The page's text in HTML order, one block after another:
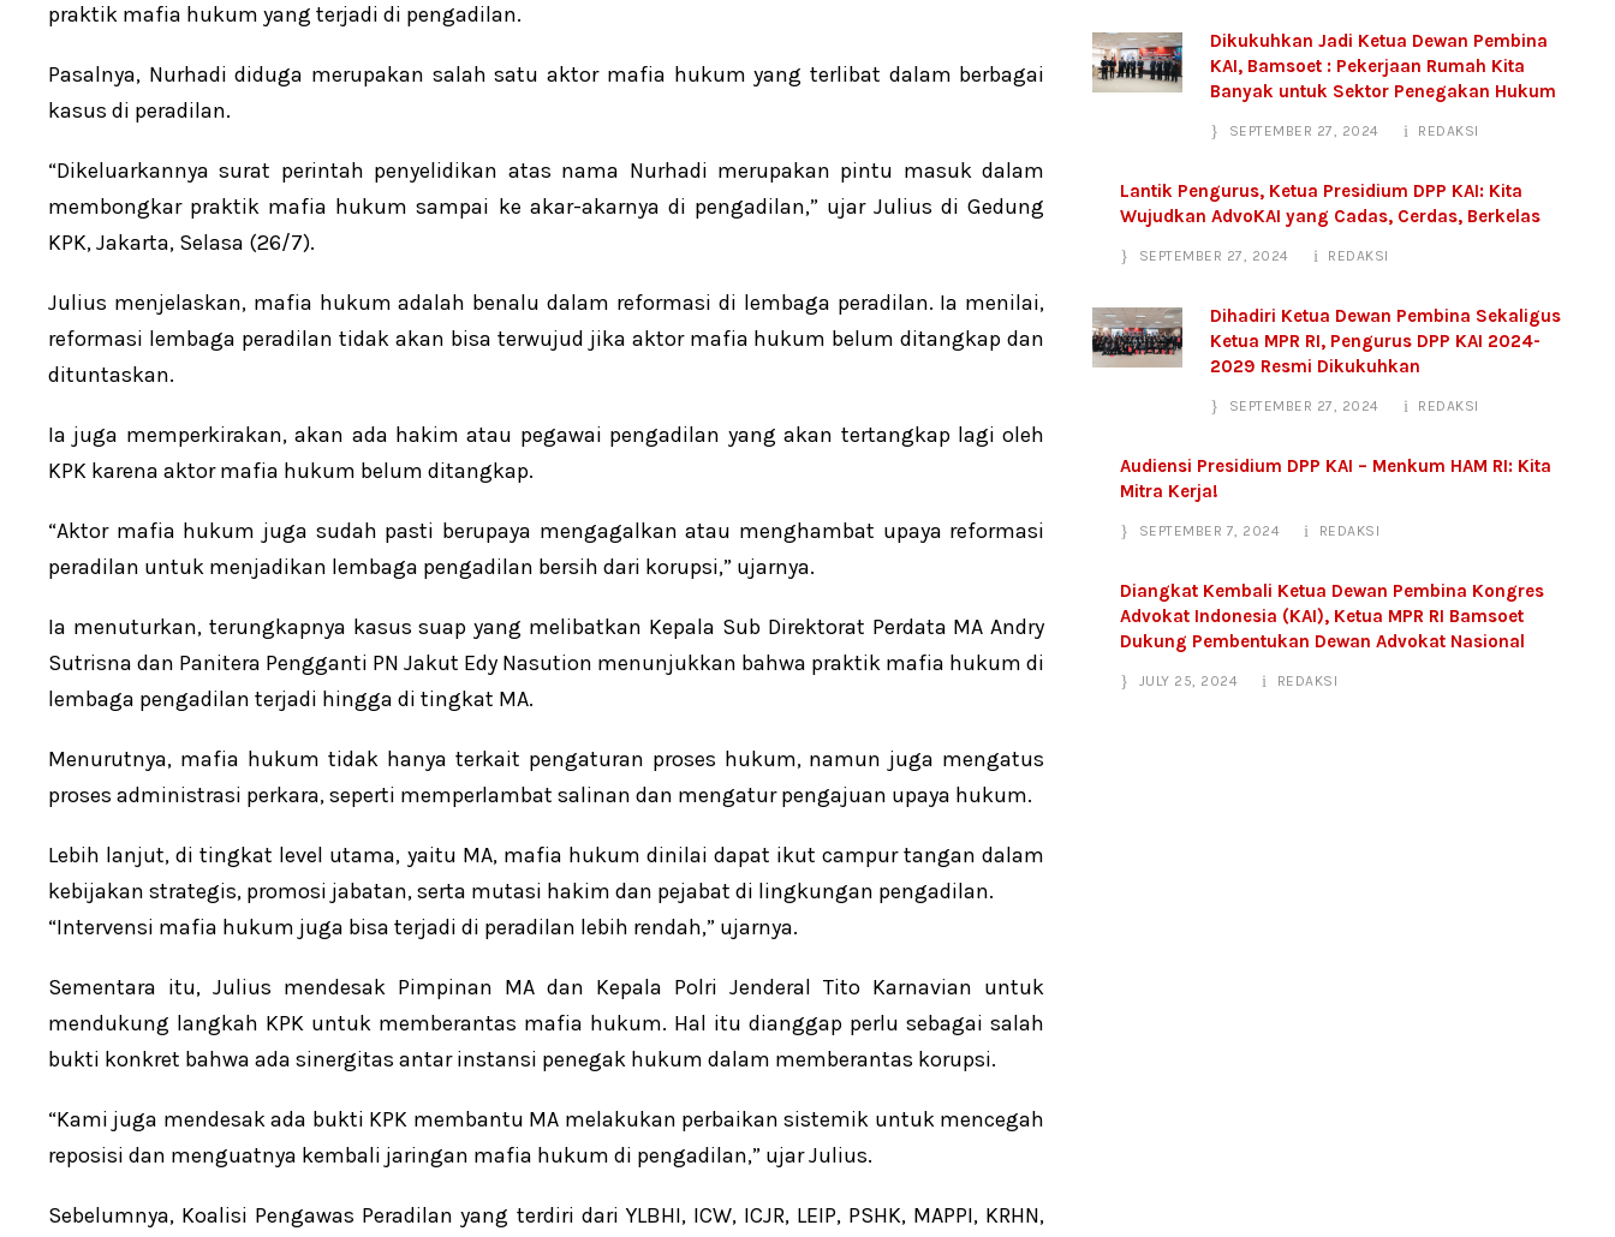
praktik mafia hukum yang terjadi di pengadilan.
Pasalnya, Nurhadi diduga merupakan salah satu aktor mafia hukum yang terlibat dalam berbagai
kasus di peradilan.
“Dikeluarkannya surat perintah penyelidikan atas nama Nurhadi merupakan pintu masuk dalam
membongkar praktik mafia hukum sampai ke akar-akarnya di pengadilan,” ujar Julius di Gedung
KPK, Jakarta, Selasa (26/7).
Julius menjelaskan, mafia hukum adalah benalu dalam reformasi di lembaga peradilan. Ia menilai,
reformasi lembaga peradilan tidak akan bisa terwujud jika aktor mafia hukum belum ditangkap dan
dituntaskan.
Ia juga memperkirakan, akan ada hakim atau pegawai pengadilan yang akan tertangkap lagi oleh
KPK karena aktor mafia hukum belum ditangkap.
“Aktor mafia hukum juga sudah pasti berupaya mengagalkan atau menghambat upaya reformasi
peradilan untuk menjadikan lembaga pengadilan bersih dari korupsi,” ujarnya.
Ia menuturkan, terungkapnya kasus suap yang melibatkan Kepala Sub Direktorat Perdata MA Andry
Sutrisna dan Panitera Pengganti PN Jakut Edy Nasution menunjukkan bahwa praktik mafia hukum di
lembaga pengadilan terjadi hingga di tingkat MA.
Menurutnya, mafia hukum tidak hanya terkait pengaturan proses hukum, namun juga mengatus
proses administrasi perkara, seperti memperlambat salinan dan mengatur pengajuan upaya hukum.
Lebih lanjut, di tingkat level utama, yaitu MA, mafia hukum dinilai dapat ikut campur tangan dalam
kebijakan strategis, promosi jabatan, serta mutasi hakim dan pejabat di lingkungan pengadilan.
“Intervensi mafia hukum juga bisa terjadi di peradilan lebih rendah,” ujarnya.
Sementara itu, Julius mendesak Pimpinan MA dan Kepala Polri Jenderal Tito Karnavian untuk
mendukung langkah KPK untuk memberantas mafia hukum. Hal itu dianggap perlu sebagai salah
bukti konkret bahwa ada sinergitas antar instansi penegak hukum dalam memberantas korupsi.
“Kami juga mendesak ada bukti KPK membantu MA melakukan perbaikan sistemik untuk mencegah
reposisi dan menguatnya kembali jaringan mafia hukum di pengadilan,” ujar Julius.
Sebelumnya, Koalisi Pengawas Peradilan yang terdiri dari YLBHI, ICW, ICJR, LEIP, PSHK, MAPPI, KRHN,
Dikukuhkan Jadi Ketua Dewan Pembina
KAI, Bamsoet : Pekerjaan Rumah Kita
Banyak untuk Sektor Penegakan Hukum
SEPTEMBER 27, 2024 REDAKSI
Lantik Pengurus, Ketua Presidium DPP KAI: Kita
Wujudkan AdvoKAI yang Cadas, Cerdas, Berkelas
SEPTEMBER 27, 2024 REDAKSI
Dihadiri Ketua Dewan Pembina Sekaligus
Ketua MPR RI, Pengurus DPP KAI 2024-
2029 Resmi Dikukuhkan
SEPTEMBER 27, 2024 REDAKSI
Audiensi Presidium DPP KAI – Menkum HAM RI: Kita
Mitra Kerja!
SEPTEMBER 7, 2024 REDAKSI
Diangkat Kembali Ketua Dewan Pembina Kongres
Advokat Indonesia (KAI), Ketua MPR RI Bamsoet
Dukung Pembentukan Dewan Advokat Nasional
JULY 25, 2024 REDAKSI